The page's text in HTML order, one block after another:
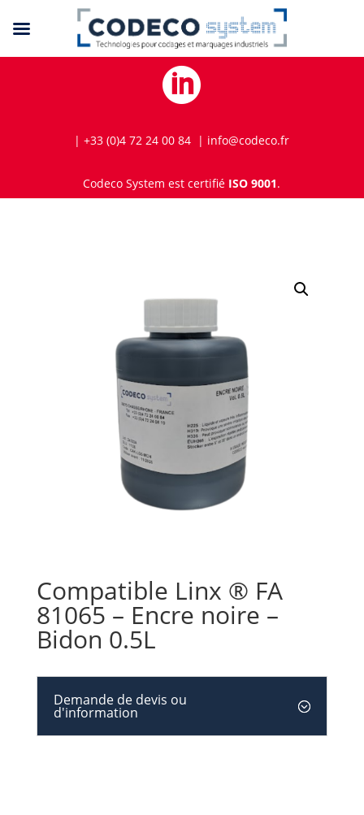

| +33 (0)4 72 24 00 84 | info@codeco.fr
Codeco System est certifié ISO 9001.
Compatible Linx ® FA
81065 – Encre noire –
Bidon 0.5L
Demande de devis ou
d'information